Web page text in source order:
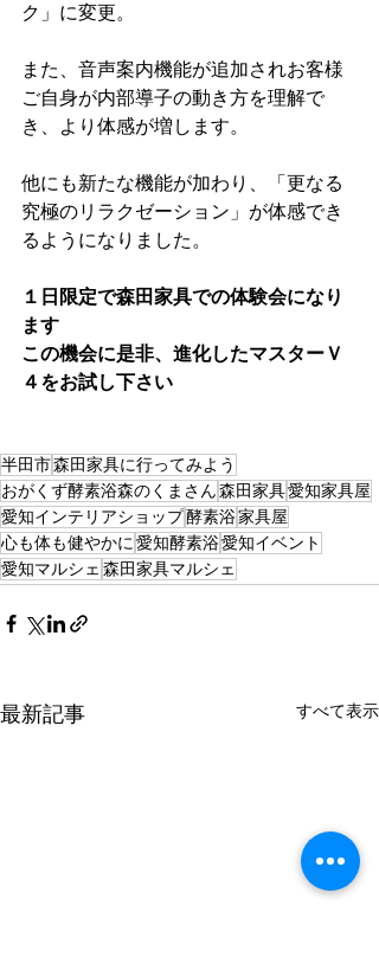
ク」に変更。
また、音声案内機能が追加されお客様
ご自身が内部導子の動き方を理解で
き、より体感が増します。
他にも新たな機能が加わり、「更なる
究極のリラクゼーション」が体感でき
るようになりました。
１日限定で森田家具での体験会になり
ます
この機会に是非、進化したマスターＶ
４をお試し下さい
半田市森田家具に行ってみよう
おがくず酵素浴森のくまさん森田家具愛知家具屋
愛知インテリアショップ酵素浴家具屋
心も体も健やかに 愛知酵素浴愛知イベント
愛知マルシェ 森田家具マルシェ
最新記事 すべて表示